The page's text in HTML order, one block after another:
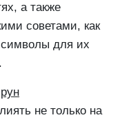
а также
советами, как
символы для их
не только на